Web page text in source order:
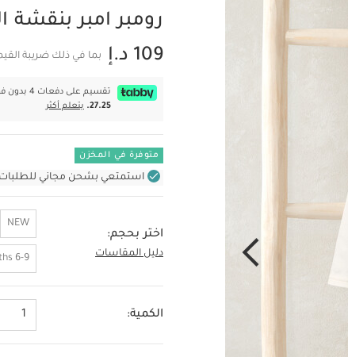
رومبر امبر بنقشة
109 د.إ
بما في ذلك ضريبة
تقسيم على دفعات 4 بدون فوائد بقيمة
27.25.
يتعلم أكثر
متوفرة في المخزن
استمتعي بشحن مجاني للطلبات غير
اختر بحجم:
دليل المقاسات
NEW
6-9 Months 3-6 Months
الكمية: 1